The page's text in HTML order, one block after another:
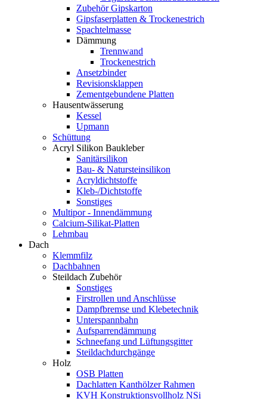
Zubehör Gipskarton
Gipsfaserplatten & Trockenestrich
Spachtelmasse
Dämmung
Trennwand
Trockenestrich
Ansetzbinder
Revisionsklappen
Zementgebundene Platten
Hausentwässerung
Kessel
Upmann
Schüttung
Acryl Silikon Baukleber
Sanitärsilikon
Bau- & Natursteinsilikon
Acryldichtstoffe
Kleb-/Dichtstoffe
Sonstiges
Multipor - Innendämmung
Calcium-Silikat-Platten
Lehmbau
Dach
Klemmfilz
Dachbahnen
Steildach Zubehör
Sonstiges
Firstrollen und Anschlüsse
Dampfbremse und Klebetechnik
Unterspannbahn
Aufsparrendämmung
Schneefang und Lüftungsgitter
Steildachdurchgänge
Holz
OSB Platten
Dachlatten Kanthölzer Rahmen
KVH Konstruktionsvollholz NSi